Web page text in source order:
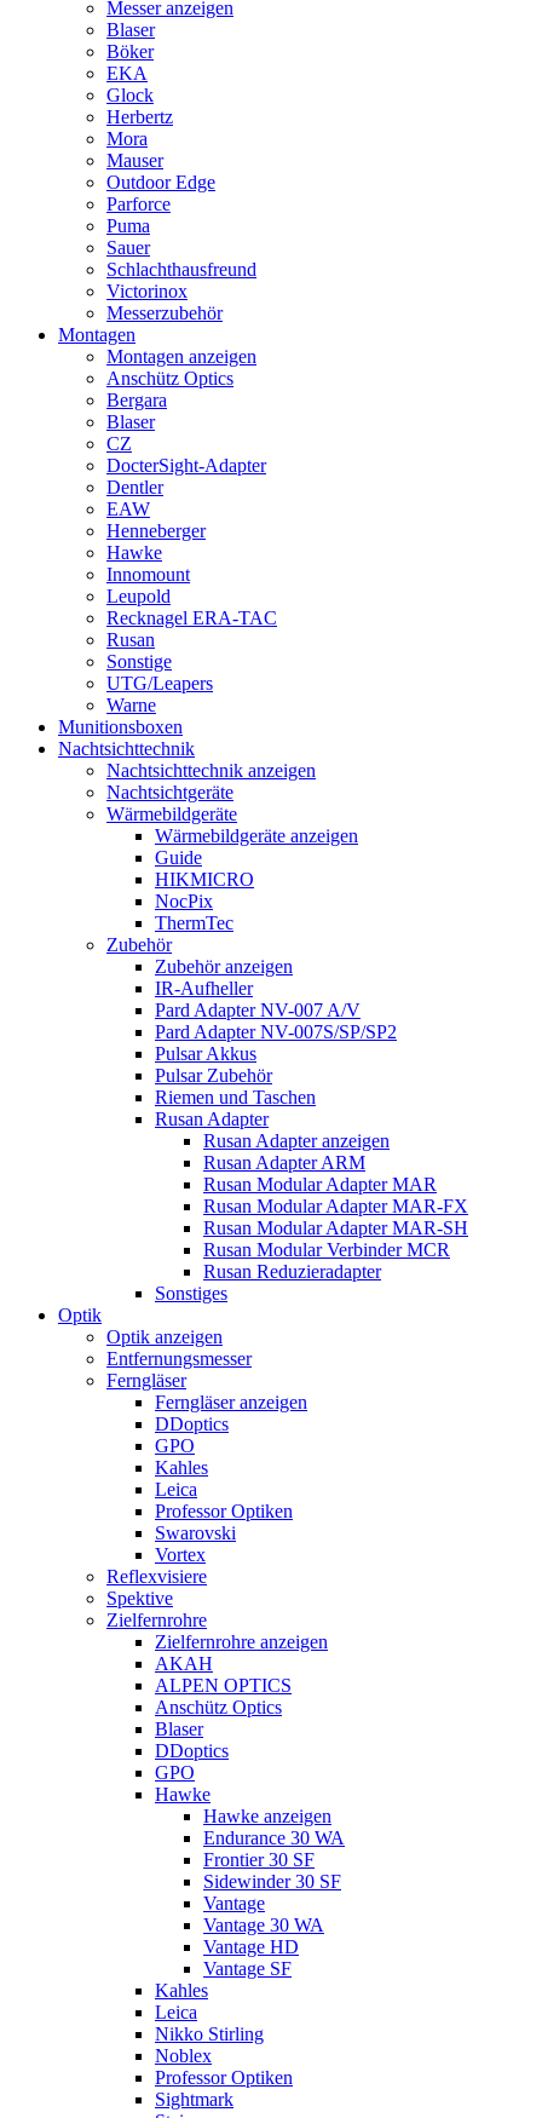
Messer anzeigen
Blaser
Böker
EKA
Glock
Herbertz
Mora
Mauser
Outdoor Edge
Parforce
Puma
Sauer
Schlachthausfreund
Victorinox
Messerzubehör
Montagen
Montagen anzeigen
Anschütz Optics
Bergara
Blaser
CZ
DocterSight-Adapter
Dentler
EAW
Henneberger
Hawke
Innomount
Leupold
Recknagel ERA-TAC
Rusan
Sonstige
UTG/Leapers
Warne
Munitionsboxen
Nachtsichttechnik
Nachtsichttechnik anzeigen
Nachtsichtgeräte
Wärmebildgeräte
Wärmebildgeräte anzeigen
Guide
HIKMICRO
NocPix
ThermTec
Zubehör
Zubehör anzeigen
IR-Aufheller
Pard Adapter NV-007 A/V
Pard Adapter NV-007S/SP/SP2
Pulsar Akkus
Pulsar Zubehör
Riemen und Taschen
Rusan Adapter
Rusan Adapter anzeigen
Rusan Adapter ARM
Rusan Modular Adapter MAR
Rusan Modular Adapter MAR-FX
Rusan Modular Adapter MAR-SH
Rusan Modular Verbinder MCR
Rusan Reduzieradapter
Sonstiges
Optik
Optik anzeigen
Entfernungsmesser
Ferngläser
Ferngläser anzeigen
DDoptics
GPO
Kahles
Leica
Professor Optiken
Swarovski
Vortex
Reflexvisiere
Spektive
Zielfernrohre
Zielfernrohre anzeigen
AKAH
ALPEN OPTICS
Anschütz Optics
Blaser
DDoptics
GPO
Hawke
Hawke anzeigen
Endurance 30 WA
Frontier 30 SF
Sidewinder 30 SF
Vantage
Vantage 30 WA
Vantage HD
Vantage SF
Kahles
Leica
Nikko Stirling
Noblex
Professor Optiken
Sightmark